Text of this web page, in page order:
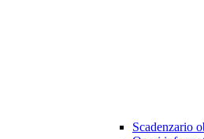
Scadenzario